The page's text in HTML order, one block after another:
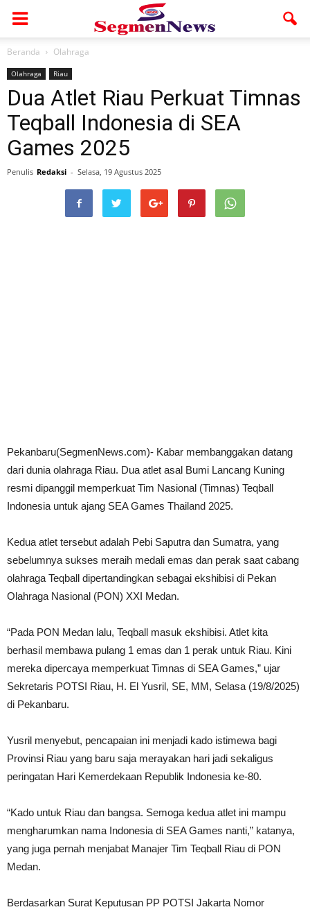
Beranda Olahraga
Olahraga Riau
Dua Atlet Riau Perkuat Timnas
Teqball Indonesia di SEA
Games 2025
Penulis Redaksi - Selasa, 19 Agustus 2025
Pekanbaru(SegmenNews.com)- Kabar membanggakan datang
dari dunia olahraga Riau. Dua atlet asal Bumi Lancang Kuning
resmi dipanggil memperkuat Tim Nasional (Timnas) Teqball
Indonesia untuk ajang SEA Games Thailand 2025.
Kedua atlet tersebut adalah Pebi Saputra dan Sumatra, yang
sebelumnya sukses meraih medali emas dan perak saat cabang
olahraga Teqball dipertandingkan sebagai ekshibisi di Pekan
Olahraga Nasional (PON) XXI Medan.
“Pada PON Medan lalu, Teqball masuk ekshibisi. Atlet kita
berhasil membawa pulang 1 emas dan 1 perak untuk Riau. Kini
mereka dipercaya memperkuat Timnas di SEA Games,” ujar
Sekretaris POTSI Riau, H. El Yusril, SE, MM, Selasa (19/8/2025)
di Pekanbaru.
Yusril menyebut, pencapaian ini menjadi kado istimewa bagi
Provinsi Riau yang baru saja merayakan hari jadi sekaligus
peringatan Hari Kemerdekaan Republik Indonesia ke-80.
“Kado untuk Riau dan bangsa. Semoga kedua atlet ini mampu
mengharumkan nama Indonesia di SEA Games nanti,” katanya,
yang juga pernah menjabat Manajer Tim Teqball Riau di PON
Medan.
Berdasarkan Surat Keputusan PP POTSI Jakarta Nomor